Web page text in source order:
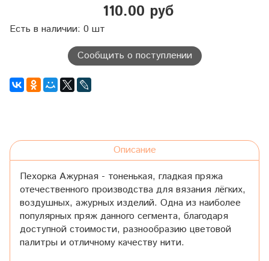
110.00 руб
Есть в наличии: 0 шт
Сообщить о поступлении
Описание
Пехорка Ажурная - тоненькая, гладкая пряжа
отечественного производства для вязания лёгких,
воздушных, ажурных изделий. Одна из наиболее
популярных пряж данного сегмента, благодаря
доступной стоимости, разнообразию цветовой
палитры и отличному качеству нити.